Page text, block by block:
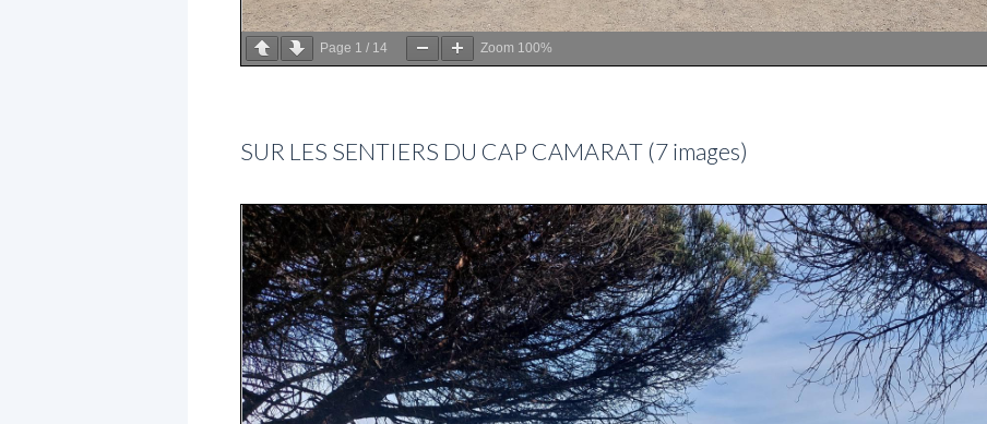
Page 1 / 14 Zoom 100%
SUR LES SENTIERS DU CAP CAMARAT (7 images)